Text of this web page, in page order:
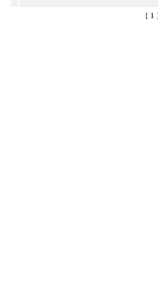
[ 1